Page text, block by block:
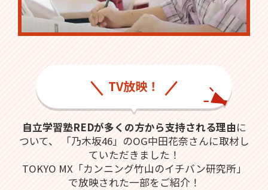
TV放映！
自立学習塾REDが多くの方から支持される理由に
ついて、
「乃木坂46」のOG中田花奈さんに取材し
ていただきました！
TOKYO MX「カンニング竹山のイチバン研究所」
で放映された一部をご紹介！